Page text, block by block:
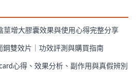
增大膠囊效果與使用心得完整分享
鋼雙效片｜功效評測與購買指南
心得、效果分析、副作用與真假辨別